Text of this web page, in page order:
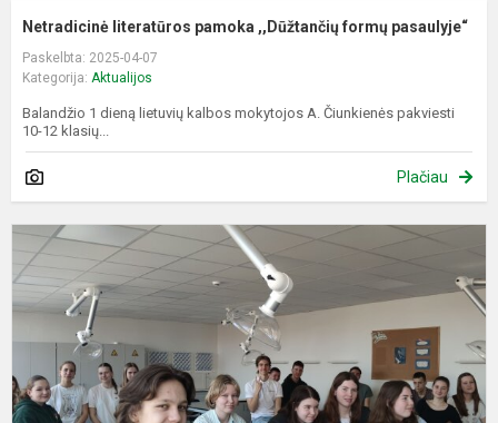
Netradicinė literatūros pamoka ,,Dūžtančių formų pasaulyje“
Paskelbta: 2025-04-07
Kategorija: Aktualijos
Balandžio 1 dieną lietuvių kalbos mokytojos A. Čiunkienės pakviesti
10-12 klasių...
Plačiau